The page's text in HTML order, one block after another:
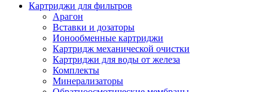
Картриджи для фильтров
Арагон
Вставки и дозаторы
Ионообменные картриджи
Картридж механической очистки
Картриджи для воды от железа
Комплекты
Минерализаторы